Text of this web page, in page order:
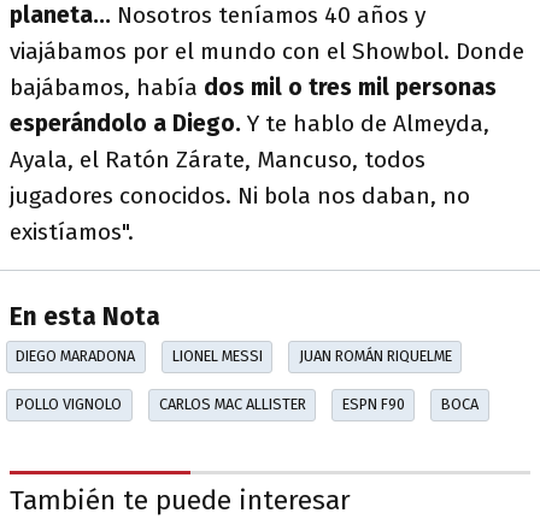
planeta... Nosotros teníamos 40 años y
viajábamos por el mundo con el Showbol. Donde
bajábamos, había dos mil o tres mil personas
esperándolo a Diego. Y te hablo de Almeyda,
Ayala, el Ratón Zárate, Mancuso, todos
jugadores conocidos. Ni bola nos daban, no
existíamos".
En esta Nota
DIEGO MARADONA LIONEL MESSI JUAN ROMÁN RIQUELME
POLLO VIGNOLO CARLOS MAC ALLISTER ESPN F90 BOCA
También te puede interesar